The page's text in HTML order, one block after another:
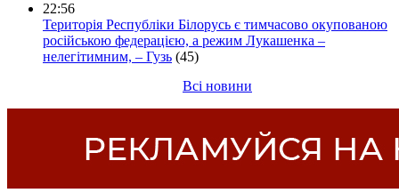
22:56
Територія Республіки Білорусь є тимчасово окупованою
російською федерацією, а режим Лукашенка –
нелегітимним, – Гузь (45)
Всі новини